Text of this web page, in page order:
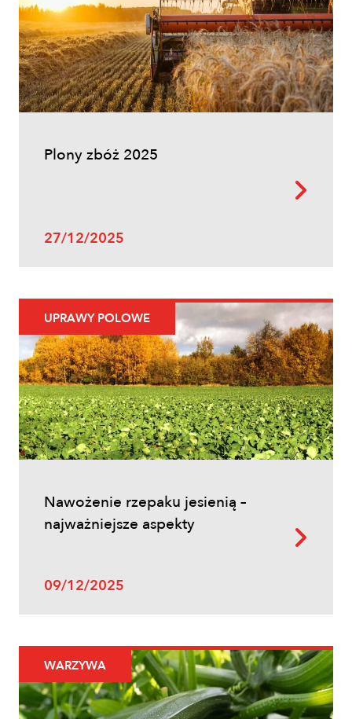
Plony zbóż 2025
27/12/2025
UPRAWY POLOWE
Nawożenie rzepaku jesienią –
najważniejsze aspekty
09/12/2025
WARZYWA